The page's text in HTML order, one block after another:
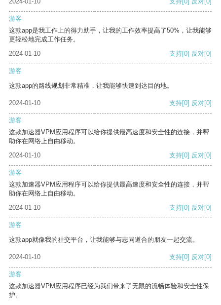
游客
这款app是我工作上的得力助手，让我的工作效率提高了50%，让我能够
更轻松地完成工作任务。
2024-01-10
支持[0] 反对[0]
游客
这款app的路线规划非常精准，让我能够快速到达目的地。
2024-01-10 支持[0] 反对[0]
游客
这款加速器VPM应用程序可以给你提供最高速度和安全性的连接，并帮
助你在网络上自由移动。
2024-01-10
支持[0] 反对[0]
游客
这款加速器VPM应用程序可以给你提供最高速度和安全性的连接，并帮
助你在网络上自由移动。
2024-01-10
支持[0] 反对[0]
游客
这款app就像我的社交平台，让我能够与志同道合的朋友一起交流。
2024-01-10 支持[0] 反对[0]
游客
这款加速器VPM应用程序已经为我们带来了无限的流畅体验和安全性保
护。